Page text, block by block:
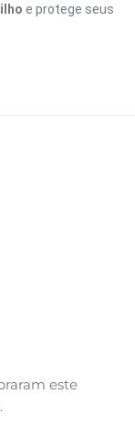
e protege seus
este